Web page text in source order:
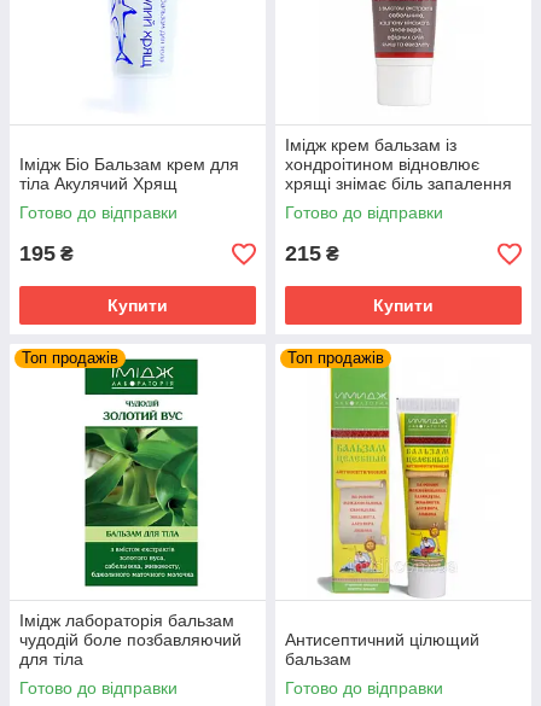
Імідж Біо Бальзам крем для
тіла Акулячий Хрящ
Готово до відправки
195 ₴
Купити
Імідж крем бальзам із
хондроітином відновлює
хрящі знімає біль запалення
суглобів та м'язів
Готово до відправки
215 ₴
Купити
Топ продажів
Імідж лабораторія бальзам
чудодій боле позбавляючий
для тіла
Готово до відправки
Топ продажів
Антисептичний цілющий
бальзам
Готово до відправки